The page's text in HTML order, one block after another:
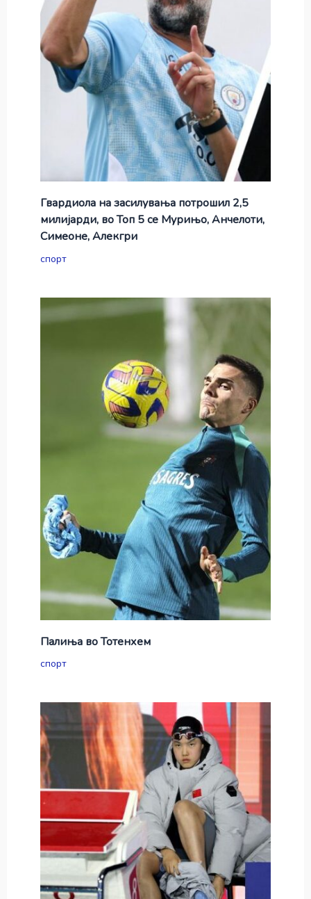
Гвардиола на засилувања потрошил 2,5
милијарди, во Топ 5 се Мурињо, Анчелоти,
Симеоне, Алекгри
спорт
Палиња во Тотенхем
спорт